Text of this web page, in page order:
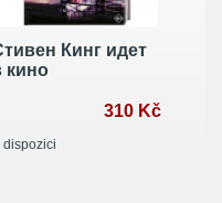
Кинг идет
кино
310 Kč
dispozici